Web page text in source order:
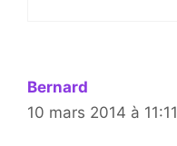
Bernard
10 mars 2014 à 11:11